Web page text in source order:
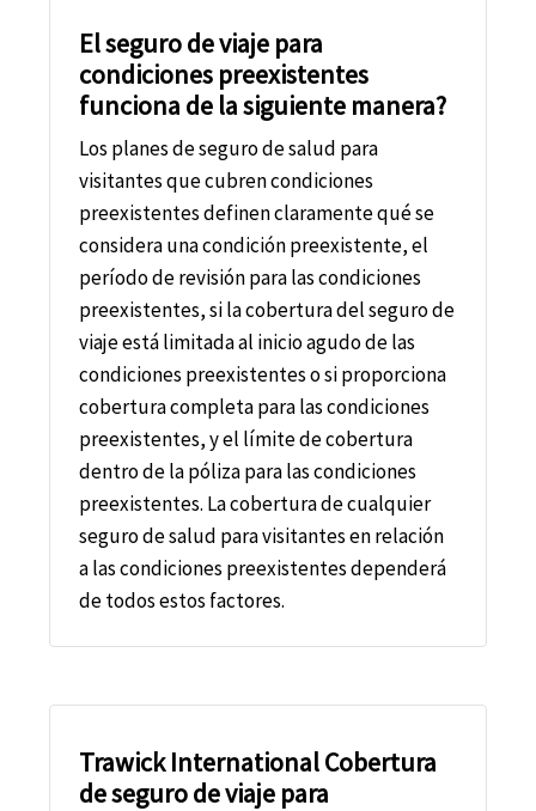
El seguro de viaje para
condiciones preexistentes
funciona de la siguiente manera?
Los planes de seguro de salud para
visitantes que cubren condiciones
preexistentes definen claramente qué se
considera una condición preexistente, el
período de revisión para las condiciones
preexistentes, si la cobertura del seguro de
viaje está limitada al inicio agudo de las
condiciones preexistentes o si proporciona
cobertura completa para las condiciones
preexistentes, y el límite de cobertura
dentro de la póliza para las condiciones
preexistentes. La cobertura de cualquier
seguro de salud para visitantes en relación
a las condiciones preexistentes dependerá
de todos estos factores.
Trawick International Cobertura
de seguro de viaje para